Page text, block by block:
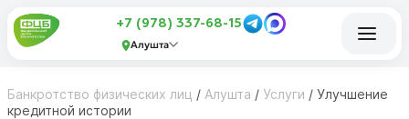
+7 (978) 337-68-15
Алушта
Банкротство физических лиц / Алушта / Услуги / Улучшение
кредитной истории